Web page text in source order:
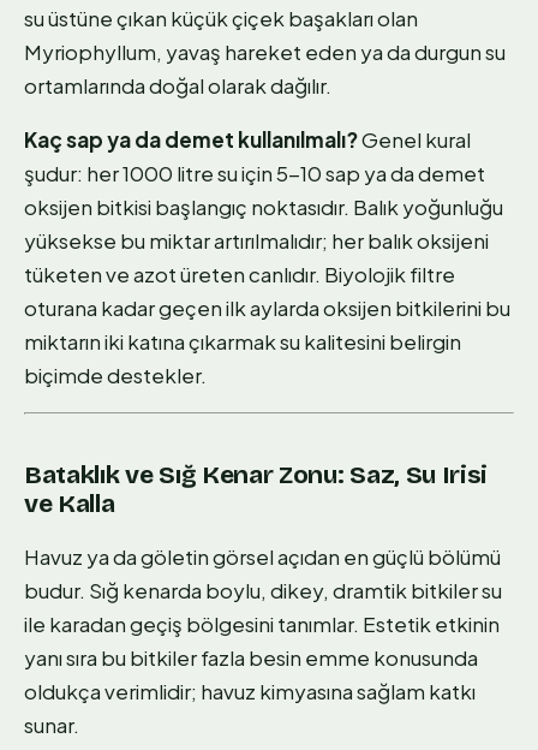
su üstüne çıkan küçük çiçek başakları olan
Myriophyllum, yavaş hareket eden ya da durgun su
ortamlarında doğal olarak dağılır.
Kaç sap ya da demet kullanılmalı?Genel kural
şudur: her 1000 litre su için 5-10 sap ya da demet
oksijen bitkisi başlangıç noktasıdır. Balık yoğunluğu
yüksekse bu miktar artırılmalıdır; her balık oksijeni
tüketen ve azot üreten canlıdır. Biyolojik filtre
oturana kadar geçen ilk aylarda oksijen bitkilerini bu
miktarın iki katına çıkarmak su kalitesini belirgin
biçimde destekler.
Bataklık ve Sığ Kenar Zonu: Saz, Su Irisi
ve Kalla
Havuz ya da göletin görsel açıdan en güçlü bölümü
budur. Sığ kenarda boylu, dikey, dramtik bitkiler su
ile karadan geçiş bölgesini tanımlar. Estetik etkinin
yanı sıra bu bitkiler fazla besin emme konusunda
oldukça verimlidir; havuz kimyasına sağlam katkı
sunar.